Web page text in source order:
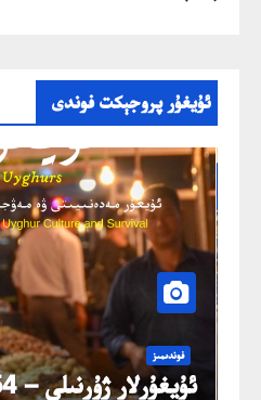
ئۇيغۇر پروجېكت فوندى
فوندىمىز
ئۇيغۇرلار ژۇرنىلى – 54